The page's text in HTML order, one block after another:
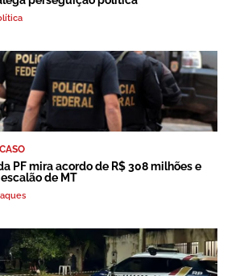
PF mira acordo de R$ 308 milhões e
de MT